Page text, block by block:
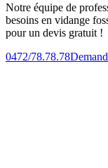
Notre équipe de
besoins en vidange
pour un devis gratuit !
0472/78.78.78